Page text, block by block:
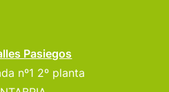
Pasiegos
nº1 2º planta